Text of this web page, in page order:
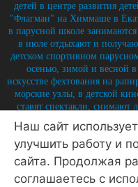
детей в центре развития
"Флагман" на Химмаше в
в парусной школе
в июле отдыхают и
детском спортивном
осенью, зимой и весной
искусстве фехтования на
морские узлы, в детской
ставят спектакли, снимают
истории углубляют свои
круглый год на занятиях по
написании заметок,
выкладывая лучшие
© 2026 Крапивинский
Наш сайт
улучшить работу и
сайта. Продолжая
соглашаетесь с